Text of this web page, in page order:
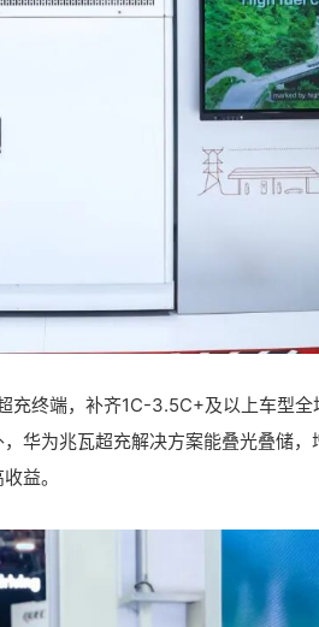
充终端，补齐1C-3.5C+及以上车型
华为兆瓦超充解决方案能叠光叠储
益。